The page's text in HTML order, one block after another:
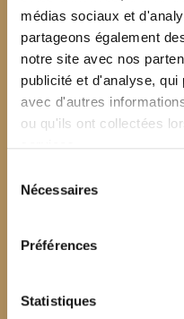
médias sociaux et
partageons également
notre site avec nos
publicité et d'analyse,
avec d'autres
ou qu'ils ont collectées
Nécessaires
Préférences
Statistiques